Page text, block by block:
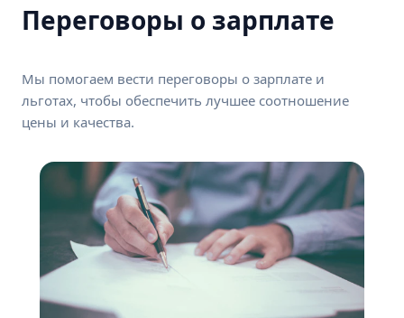
Переговоры о зарплате
Мы помогаем вести переговоры о зарплате и
льготах, чтобы обеспечить лучшее соотношение
цены и качества.